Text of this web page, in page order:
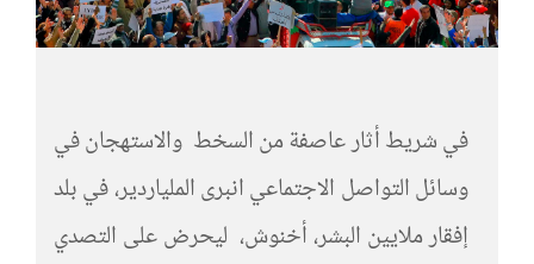
في شريط أثار عاصفة من السخط والاستهجان في
وسائل التواصل الاجتماعي انبرى الملياردير، في بلد
إفقار ملايين البشر، أخنوش، ليحرض على التصدي